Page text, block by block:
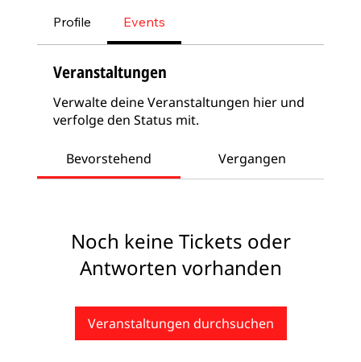
Profile Events
Veranstaltungen
Verwalte deine Veranstaltungen hier und
verfolge den Status mit.
Bevorstehend Vergangen
Noch keine Tickets oder
Antworten vorhanden
Veranstaltungen durchsuchen